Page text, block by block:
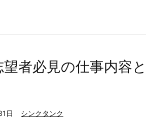
者必見の仕事内容
日 シンクタンク